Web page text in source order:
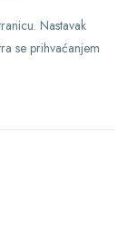
Nastavak
se prihvaćanjem